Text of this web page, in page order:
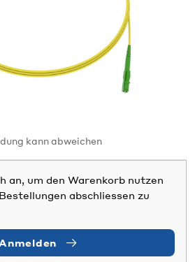
kann abweichen
an, um den Warenkorb nutzen
abschliessen zu